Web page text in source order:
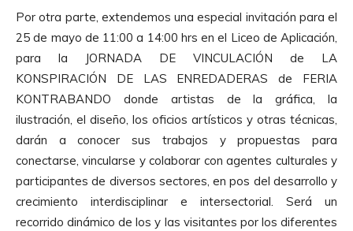
Por otra parte, extendemos una especial invitación para el
25 de mayo de 11:00 a 14:00 hrs en el Liceo de Aplicación,
para la JORNADA DE VINCULACIÓN de LA
KONSPIRACIÓN DE LAS ENREDADERAS de FERIA
KONTRABANDO donde artistas de la gráfica, la
ilustración, el diseño, los oficios artísticos y otras técnicas,
darán a conocer sus trabajos y propuestas para
conectarse, vincularse y colaborar con agentes culturales y
participantes de diversos sectores, en pos del desarrollo y
crecimiento interdisciplinar e intersectorial. Será un
recorrido dinámico de los y las visitantes por los diferentes